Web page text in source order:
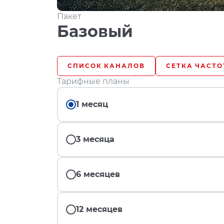
Пакет
Базовый
СПИСОК КАНАЛОВ СЕТКА
Тарифные планы
1 месяц
3 месяца
6 месяцев
12 месяцев